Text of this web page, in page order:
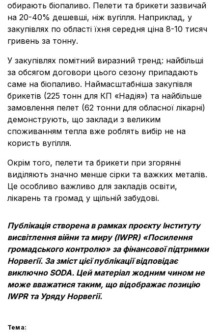
обирають біопаливо. Пелети та брикети зазвичай
на 20-40% дешевші, ніж вугілля. Наприклад, у
закупівлях по області їхня середня ціна 8-10 тисяч
гривень за тонну.
У закупівлях помітний виразний тренд: найбільші
за обсягом договори цього сезону припадають
саме на біопаливо. Наймасштабніша закупівля
брикетів (225 тонн для КП «Надія») та найбільше
замовлення пелет (62 тонни для обласної лікарні)
демонструють, що заклади з великим
споживанням тепла вже роблять вибір не на
користь вугілля.
Окрім того, пелети та брикети при згорянні
виділяють значно менше сірки та важких металів.
Це особливо важливо для закладів освіти,
лікарень та громад у щільній забудові.
Публікація створена в рамках проєкту Інституту
висвітлення війни та миру (IWPR) «Посилення
громадського контролю» за фінансової підтримки
Норвегії. За зміст цієї публікації відповідає
виключно SODA. Цей матеріал жодним чином не
може вважатися таким, що відображає позицію
IWPR та Уряду Норвегії.
Тема: